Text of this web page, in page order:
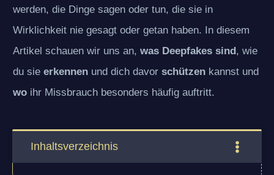
werden, die Dinge sagen oder tun, die sie in
Wirklichkeit nie gesagt oder getan haben. In diesem
Artikel schauen wir uns an, was Deepfakes sind, wie
du sie erkennen und dich davor schützen kannst und
wo ihr Missbrauch besonders häufig auftritt.
Inhaltsverzeichnis